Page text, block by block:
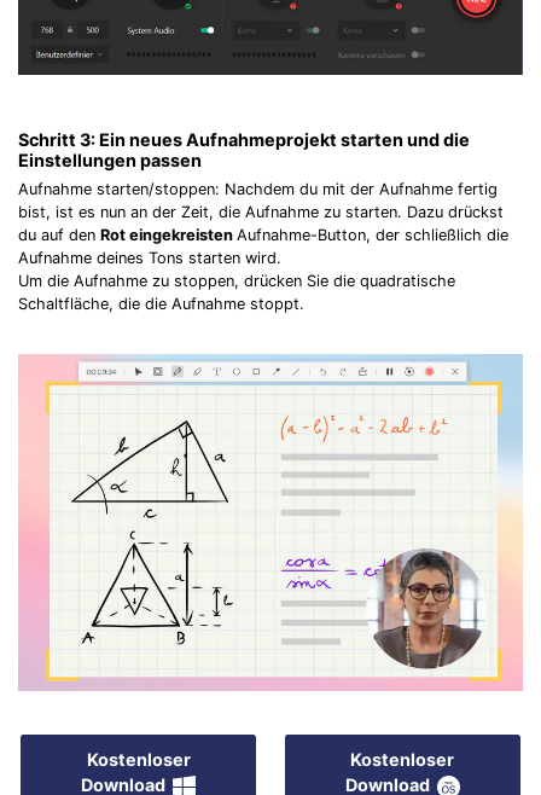
Schritt 3: Ein neues Aufnahmeprojekt starten und die
Einstellungen passen
Aufnahme starten/stoppen: Nachdem du mit der Aufnahme fertig
bist, ist es nun an der Zeit, die Aufnahme zu starten. Dazu drückst
du auf den Rot eingekreisten Aufnahme-Button, der schließlich die
Aufnahme deines Tons starten wird.
Um die Aufnahme zu stoppen, drücken Sie die quadratische
Schaltfläche, die die Aufnahme stoppt.
Kostenloser
Download
Kostenloser
Download